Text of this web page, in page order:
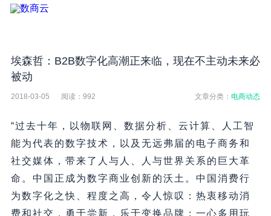
埃森哲：B2B数字化高潮正来临，现在不主动未来必
被动
2018-03-05 阅读： 992 文章分类：电商动态
“过去十年，以物联网、数据分析、云计算、人工智
能为代表的数字技术，以及无远弗届的电子商务和
社交媒体，带来了人与人、人与世界关系的巨大革
命。中国正成为数字商业创新的沃土。中国消费行
为数字化之快、程度之高，令人惊叹：热衷移动消
费和社交，勇于尝新，乐于变换品牌；一心多用玩